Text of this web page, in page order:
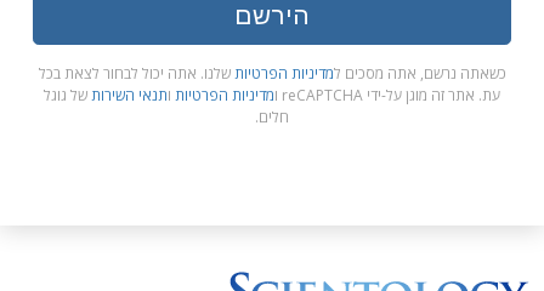
הירשם
כשאתה נרשם, אתה מסכים למדיניות הפרטיותשלנו. אתה יכול לבחור לצאת בכל
עת. אתר זה מוגן על-ידי reCAPTCHA ו
מדיניות הפרטיות ותנאי השירותשל גוגל
חלים.